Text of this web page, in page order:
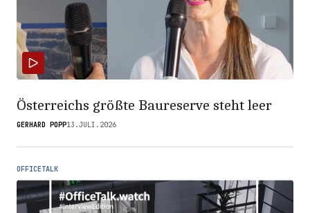
Österreichs größte Baureserve steht leer
GERHARD POPP13.JULI.2026
OFFICETALK